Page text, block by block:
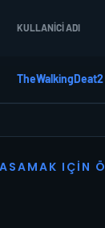
KULLANICI ADI
TheWalkingDeat2
ASAMAK I ÇI N Ö